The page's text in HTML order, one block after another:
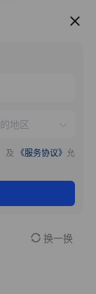
服务推荐
及 《服务协议》 允
换一换